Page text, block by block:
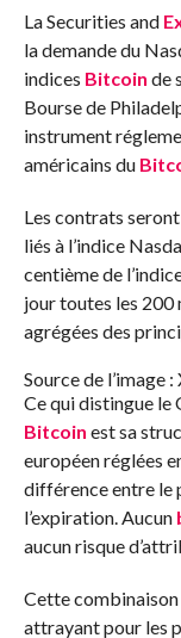
La Securities and
la demande du
indices Bitcoin de
Bourse de
instrument
américains du
Les contrats
liés à l’indice
centième de
jour toutes les 200
agrégées des
Source de l’image :
Ce qui distingue le
Bitcoin est sa
européen réglées
différence entre le
l’expiration. Aucun
aucun risque
Cette
attrayant pour les